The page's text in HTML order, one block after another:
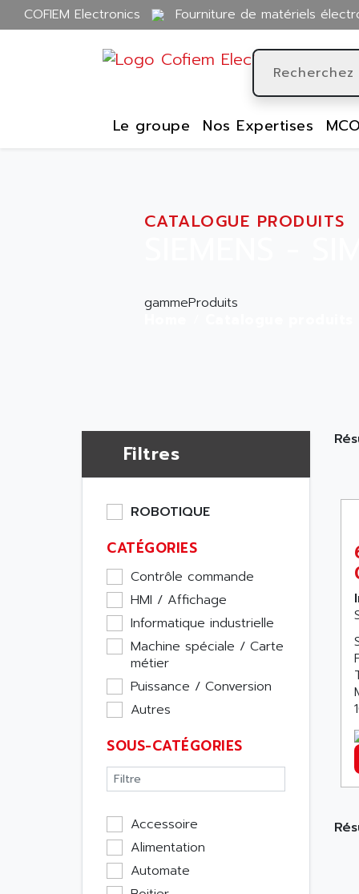
COFIEM Electronics Fourniture de matériels
Le groupe Nos Expertises
CATALOGUE PRODUITS
gammeProduits
Filtres
ROBOTIQUE
CATÉGORIES
Contrôle commande
HMI / Affichage
Informatique industrielle
Machine spéciale / Carte
métier
Puissance / Conversion
Autres
SOUS-CATÉGORIES
Accessoire
Alimentation
Automate